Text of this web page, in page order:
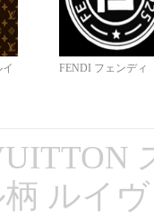
FENDI フェンディ
ルイ